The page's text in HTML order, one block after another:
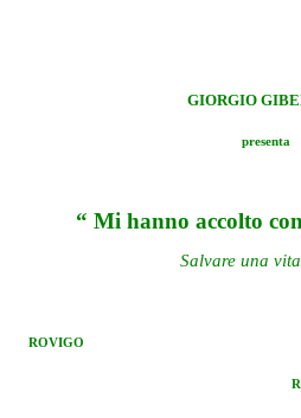
GIORGIO
presenta
“ Mi hanno accolto
Salvare una
ROVIGO